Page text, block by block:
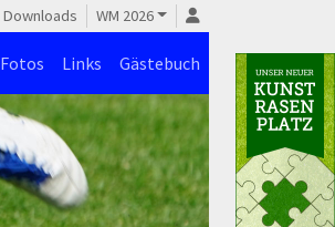
Downloads WM 2026
Fotos Links Gästebuch